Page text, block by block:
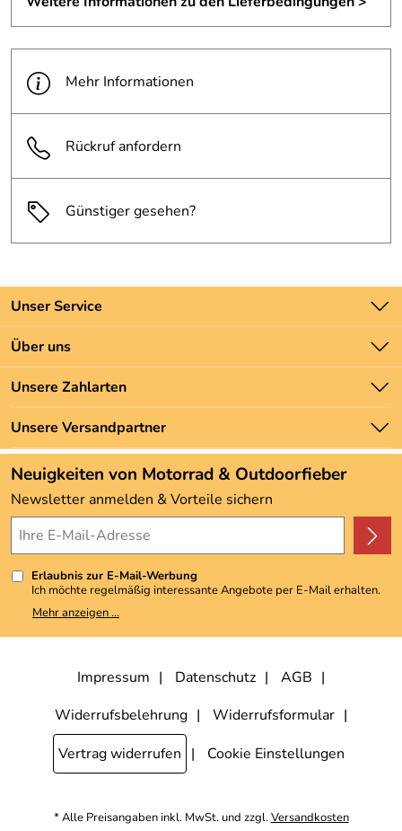
Mehr Informationen
Rückruf anfordern
Günstiger gesehen?
Unser Service
Kontakt
Batteriegesetz
Newsletter
Zahlung und Versand
Über uns
Unsere Bestseller
Marken
Neu
Angebote
Kundenbewertungen (3.493)
4,9/5*****
Unsere Zahlarten
Unsere Versandpartner
Neuigkeiten von Motorrad & Outdoorfieber
Newsletter anmelden & Vorteile sichern
Erlaubnis zur E-Mail-Werbung
Ich möchte regelmäßig interessante Angebote per E-Mail erhalten.
Meine E-Mail-Adresse wird nicht an andere Unternehmen
weitergegeben. Zu statistischen Zwecken wird in anonymer Form
kann ich jederzeit mit Wirkung für die Zukunft widerrufen, indem ich
den Link "Abmelden" am Ende des Newsletters anklicke. Die
Mehr anzeigen ...
Impressum Datenschutz
AGB
Widerrufsbelehrung
Widerrufsformular
Vertrag widerrufen
Cookie Einstellungen
* Alle Preisangaben inkl. MwSt. und zzgl.Versandkosten